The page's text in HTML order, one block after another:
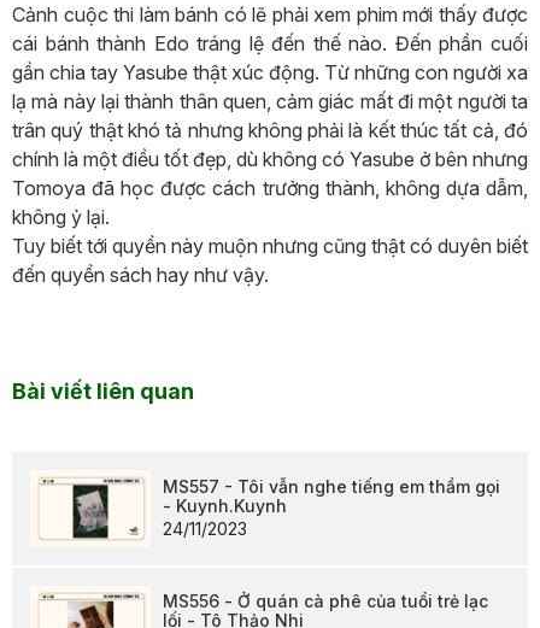
Cảnh cuộc thi làm bánh có lẽ phải xem phim mới thấy được
cái bánh thành Edo tráng lệ đến thế nào. Đến phần cuối
gần chia tay Yasube thật xúc động. Từ những con người xa
lạ mà này lại thành thân quen, cảm giác mất đi một người ta
trân quý thật khó tả nhưng không phải là kết thúc tất cả, đó
chính là một điều tốt đẹp, dù không có Yasube ở bên nhưng
Tomoya đã học được cách trưởng thành, không dựa dẫm,
không ỷ lại.
Tuy biết tới quyển này muộn nhưng cũng thật có duyên biết
đến quyển sách hay như vậy.
Bài viết liên quan
MS557 - Tôi vẫn nghe tiếng em thầm gọi
- Kuynh.Kuynh
24/11/2023
MS556 - Ở quán cà phê của tuổi trẻ lạc
lối - Tô Thảo Nhi